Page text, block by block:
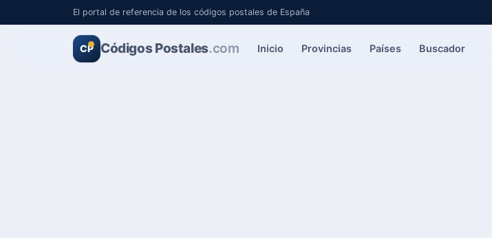
El portal de referencia de los códigos postales de España
CP Códigos Postales.com Inicio Provincias Países Buscador